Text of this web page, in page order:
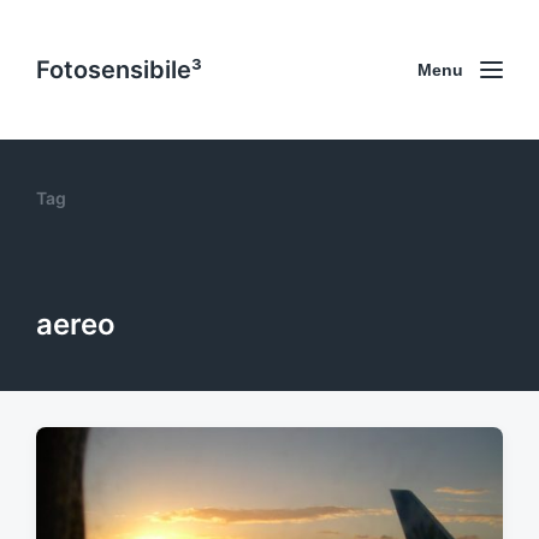
Fotosensibile³ Menu
Tag
aereo